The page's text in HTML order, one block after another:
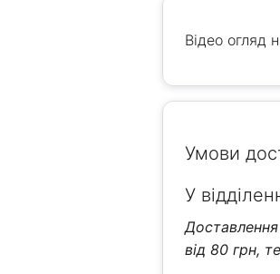
Відео огляд
Умови
У
від 80 грн,